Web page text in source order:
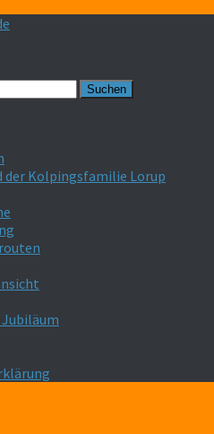
der Kolpingsfamilie Lorup